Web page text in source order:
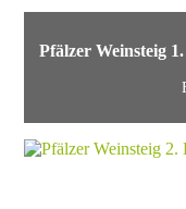
Pfälzer Weinsteig